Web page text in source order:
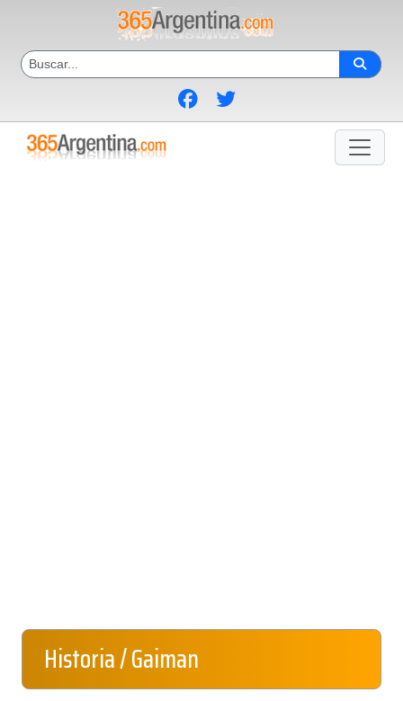
Historia / Gaiman